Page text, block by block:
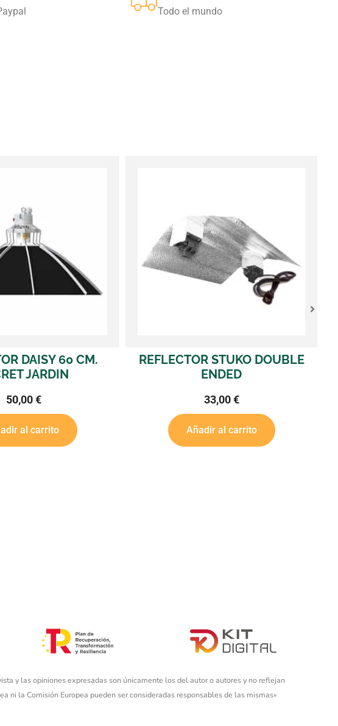
Todo el mundo
REFLECTOR STUKO DOUBLE
Añadir al carrito
y las opiniones expresadas son únicamente los del autor o autores y no reflejan
ni la Comisión Europea pueden ser consideradas responsables de las mismas»